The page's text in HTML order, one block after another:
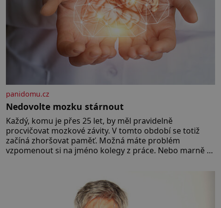
panidomu.cz
Nedovolte mozku stárnout
Každý, komu je přes 25 let, by měl pravidelně
procvičovat mozkové závity. V tomto období se totiž
začíná zhoršovat paměť. Možná máte problém
vzpomenout si na jméno kolegy z práce. Nebo marně v
rozhodla stávkovat. Cvičte